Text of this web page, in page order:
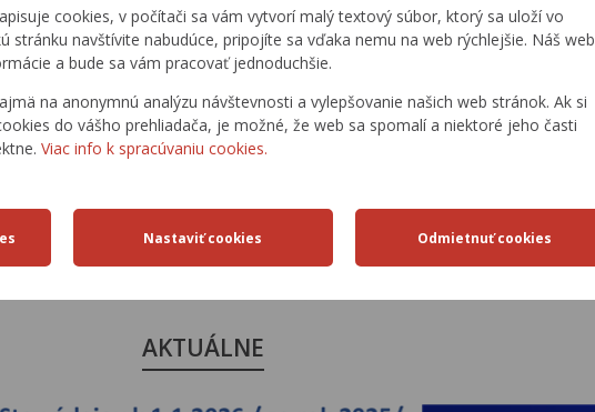
cookies, v počítači sa vám vytvorí malý textový súbor, ktorý sa uloží vo
stránku navštívite nabudúce, pripojíte sa vďaka nemu na web rýchlejšie. Náš web
a bude sa vám pracovať jednoduchšie.
na anonymnú analýzu návštevnosti a vylepšovanie našich web stránok. Ak si
do vášho prehliadača, je možné, že web sa spomalí a niektoré jeho časti
Viac info k spracúvaniu cookies.
TRASY
PREHĽADY
CESTNEJ
SIETE SR
AKTUÁLNE